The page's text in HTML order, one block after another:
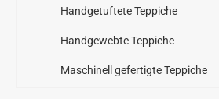
Handgetuftete Teppiche
Handgewebte Teppiche
Maschinell gefertigte Teppiche